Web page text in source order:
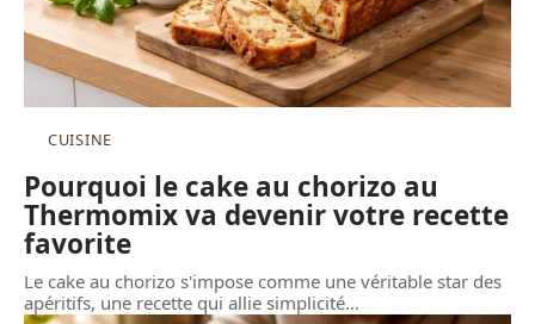
CUISINE
Pourquoi le cake au chorizo au
Thermomix va devenir votre recette
favorite
Le cake au chorizo s'impose comme une véritable star des
apéritifs, une recette qui allie simplicité…